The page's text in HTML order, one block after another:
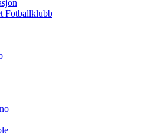
Fotballklubb